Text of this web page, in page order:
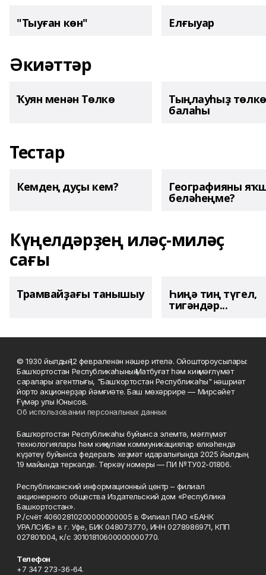
"Тыуған көн" Елғыуар
Әкиәттәр
Ҡуян менән Төлкө Тыңлауһыҙ төлкө
балаһы
Тестар
Кемдең дуҫы кем? Географияны
беләһеңме?
Күңелдәрҙең иләҫ-миләҫ
сағы
Трамвайҙағы танышыу Һиңә тиң түгел,
тигәндәр...
© 1930 йылдың 12 февраленән нәшер ителә. Ойоштороусылары:
Башҡортостан Республикаһының Матбуғат һәм киң мәғлүмәт
саралары агентлығы, "Башҡортостан Республикаһы" нәшриәт
йорто акционерҙар йәмғиәте. Баш мөхәррире — Мирсәйет
Ғүмәр улы Юнысов.
Об использовании персональных данных
Башҡортостан Республикаһы буйынса элемтә, мәғлүмәт
технологиялары һәм киңкүләм коммуникациялар өлкәһендә
күҙәтеү буйынса федераль хеҙмәт идаралығында 2025 йылдың
19 майында теркәлде. Теркәү номеры — ПИ №ТУ02-01806.
Республиканский информационный центр – филиал
акционерного общества Издательский дом «Республика
Башкортостан».
Р./счёт 40602810200000000005 в Филиал ПАО «БАНК
УРАЛСИБ» в г. Уфе, БИК 048073770, ИНН 0278986971, КПП
027801004, к/с 30101810600000000770.
Телефон
+7 347 273-36-64.